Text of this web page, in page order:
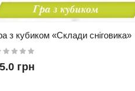
з кубиком «Склади сніговика»
грн